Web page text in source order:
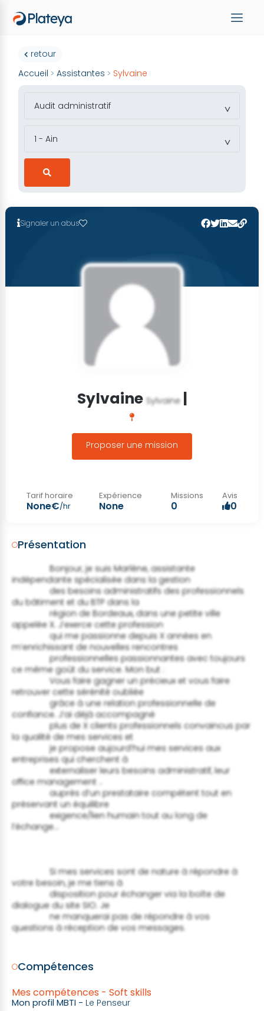
retour
Accueil >Assistantes > Sylvaine
Signaler un abus
Sylvaine Sylvaine|
Proposer une mission
Tarif horaire
None€/hr
Expérience
None
Missions
0
Avis
0
Présentation
                Bonjour, je suis Marlène, assistante
indépendante spécialisée dans la gestion
                des besoins administratifs des professionnels
du bâtiment et du BTP dans la
                région de Bordeaux, dans une petite ville
appelée X. J’exerce cette profession
                qui me passionne depuis X années en
m’enrichissant de nouvelles rencontres
                professionnelles passionnantes avec toujours
ce même goût du service. Mon but :
retrouver cette sérénité oubliée
                grâce à une relation professionnelle de
confiance. J’ai déjà accompagné
                plus de X clients professionnels convaincus par
la qualité de mes services et
                je propose aujourd’hui mes services aux
entreprises qui cherchent à
                externaliser leurs besoins administratif, leur
office management ..
                auprès d’un prestataire compétent tout en
préservant un équilibre
                exigence/lien humain tout au long de
l’échange...
votre besoin, je me tiens à
                disposition pour échanger via la boîte de
dialogue du site SIO. Je
                ne manquerai pas de répondre à vos
questions à réception de vos messages.
Compétences
Mes compétences - Soft skills
Mon profil MBTI - Le Penseur